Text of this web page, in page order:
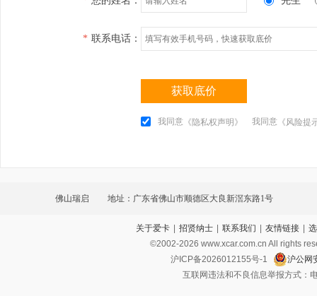
* 联系电话：
获取底价
我同意 《隐私权声明》 我同意 《风险提
佛山瑞启 地址：广东省佛山市顺德区大良新滘东路1号
关于爱卡 | 招贤纳士 | 联系我们 | 友情链接 |
©2002-2026 www.xcar.com.cn All rights
沪ICP备2026012155号-1
沪公网
互联网违法和不良信息举报方式：